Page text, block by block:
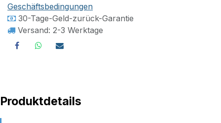
Geschäftsbedingungen
30-Tage-Geld-zurück-Garantie
Versand: 2-3 Werktage
Produktdetails